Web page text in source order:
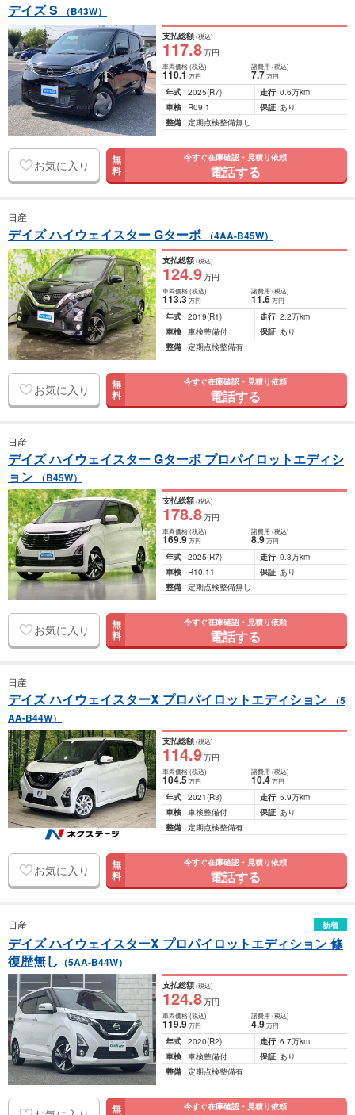
デイズ S （B43W）
支払総額(税込)
117.8万円
車両価格(税込)
110.1万円
諸費用 (税込)
7.7 万円
年式 2025(R7) 走行 0.6万km
車検
R09.1 保証 あり
整備 定期点検整備無し
お気に入り 無
料
今すぐ在庫確認・見積り依頼
電話する
日産
デイズ ハイウェイスター Gターボ （4AA-B45W）
支払総額(税込)
124.9万円
車両価格(税込)
113.3万円
諸費用 (税込)
11.6 万円
年式 2019(R1) 走行 2.2万km
車検 車検整備付 保証 あり
整備 定期点検整備有
お気に入り 無
料
今すぐ在庫確認・見積り依頼
電話する
日産
デイズ ハイウェイスター Gターボ プロパイロットエディシ
ョン
（B45W）
支払総額(税込)
178.8万円
車両価格(税込)
169.9万円
諸費用 (税込)
8.9 万円
年式 2025(R7) 走行 0.3万km
車検
R10.11 保証 あり
整備 定期点検整備無し
お気に入り 無
料
今すぐ在庫確認・見積り依頼
電話する
日産
デイズ ハイウェイスターX プロパイロットエディション
（5
AA-B44W）
支払総額(税込)
114.9万円
車両価格(税込)
104.5万円
諸費用 (税込)
10.4 万円
年式 2021(R3) 走行 5.9万km
車検 車検整備付 保証 あり
整備 定期点検整備有
お気に入り 無
料
今すぐ在庫確認・見積り依頼
電話する
日産 新着
デイズ ハイウェイスターX プロパイロットエディション 修
復歴無し （5AA-B44W）
支払総額(税込)
124.8万円
車両価格(税込)
119.9万円
諸費用 (税込)
4.9 万円
年式 2020(R2) 走行 6.7万km
車検 車検整備付 保証 あり
整備 定期点検整備有
無 今すぐ在庫確認・見積り依頼